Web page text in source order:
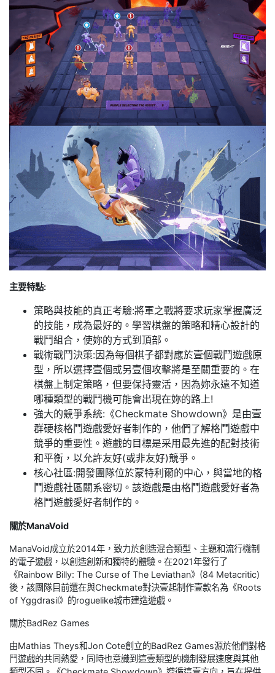
主要特點:
策略與技能的真正考驗:將軍之戰將要求玩家掌握廣泛
的技能，成為最好的。學習棋盤的策略和精心設計的
戰鬥組合，使妳的方式到頂部。
戰術戰鬥決策:因為每個棋子都對應於壹個戰鬥遊戲原
型，所以選擇壹個或另壹個攻擊將是至關重要的。在
棋盤上制定策略，但要保持靈活，因為妳永遠不知道
哪種類型的戰鬥機可能會出現在妳的路上!
強大的競爭系統:《Checkmate Showdown》是由壹
群硬核格鬥遊戲愛好者制作的，他們了解格鬥遊戲中
競爭的重要性。遊戲的目標是采用最先進的配對技術
和平衡，以允許友好(或非友好)競爭。
核心社區:開發團隊位於蒙特利爾的中心，與當地的格
鬥遊戲社區關系密切。該遊戲是由格鬥遊戲愛好者為
格鬥遊戲愛好者制作的。
關於ManaVoid
ManaVoid成立於2014年，致力於創造混合類型、主題和流行機制
的電子遊戲，以創造創新和獨特的體驗。在2021年發行了
《Rainbow Billy: The Curse of The Leviathan》(84 Metacritic)
後，該團隊目前還在與Checkmate對決壹起制作壹款名為《Roots
of Yggdrasil》的roguelike城市建造遊戲。
關於BadRez Games
由Mathias Theys和Jon Cote創立的BadRez Games源於他們對格
鬥遊戲的共同熱愛，同時也意識到這壹類型的機制發展速度與其他